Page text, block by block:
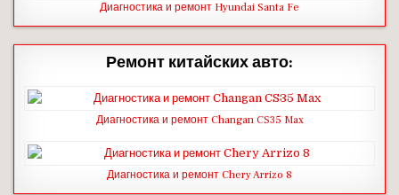
Диагностика и ремонт Hyundai Santa Fe
Ремонт китайских авто:
Диагностика и ремонт Changan CS35 Max
Диагностика и ремонт Chery Arrizo 8